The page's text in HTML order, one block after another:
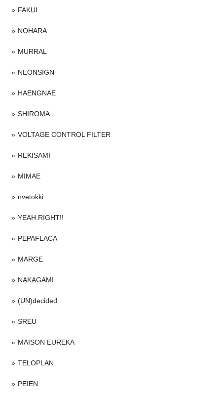
FAKUI
NOHARA
MURRAL
NEONSIGN
HAENGNAE
SHIROMA
VOLTAGE CONTROL FILTER
REKISAMI
MIMAE
nvetokki
YEAH RIGHT!!
PEPAFLACA
MARGE
NAKAGAMI
(UN)decided
SREU
MAISON EUREKA
TELOPLAN
PEIEN